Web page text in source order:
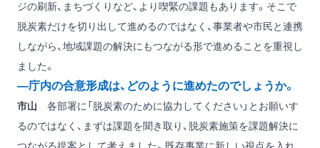
ジの刷新、まちづくりなど、より喫緊の課題もあります。そこで
脱炭素だけを切り出して進めるのではなく、事業者や市民と連携
しながら、地域課題の解決にもつながる形で進めることを重視し
ました。
―庁内の合意形成は、どのように進めたのでしょうか。
市山 各部署に「脱炭素のために協力してください」とお願いす
るのではなく、まずは課題を聞き取り、脱炭素施策を課題解決に